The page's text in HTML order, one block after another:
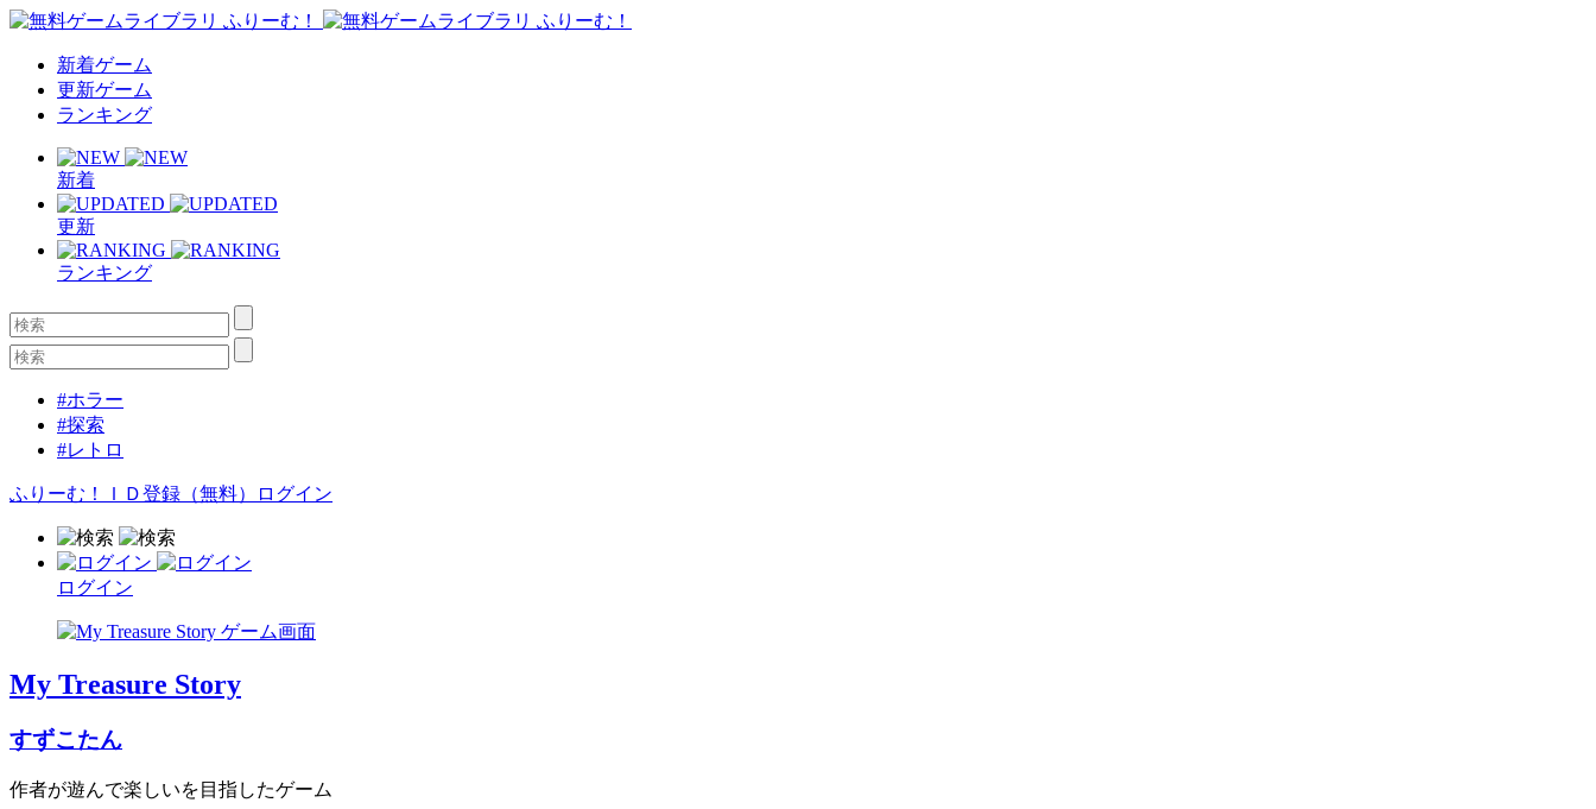
新着ゲーム
更新ゲーム
ランキング
新着
更新
ランキング
#ホラー
#探索
#レトロ
ふりーむ！ＩＤ登録（無料） ログイン
ログイン
My Treasure Story
すずこたん
作者が遊んで楽しいを目指したゲーム